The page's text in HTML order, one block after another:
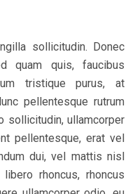
sollicitudin. Donec
quam quis, faucibus
tristique purus, at
pellentesque rutrum
sollicitudin, ullamcorper
pellentesque, erat vel
dui, vel mattis nisl
rhoncus, rhoncus